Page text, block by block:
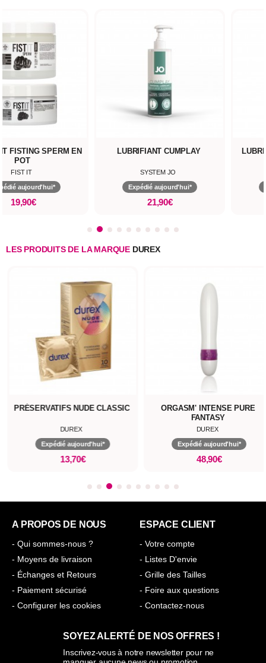
FISTING SPERM EN
POT
FIST IT
aujourd'hui*
19,90€
LUBRIFIANT CUMPLAY
SYSTEM JO
Expédié aujourd'hui*
21,90€
LES PRODUITS DE LA MARQUE DUREX
NUDE CLASSIC
aujourd'hui*
ORGASM' INTENSE PURE
Expédié aujourd'hui*
A PROPOS DE NOUS
- Qui sommes-nous ?
- Moyens de livraison
- Échanges et Retours
- Paiement sécurisé
- Configurer les cookies
ESPACE CLIENT
- Votre compte
- Listes D'envie
- Grille des Tailles
- Foire aux questions
- Contactez-nous
SOYEZ ALERTÉ DE NOS OFFRES !
Inscrivez-vous à notre newsletter pour ne